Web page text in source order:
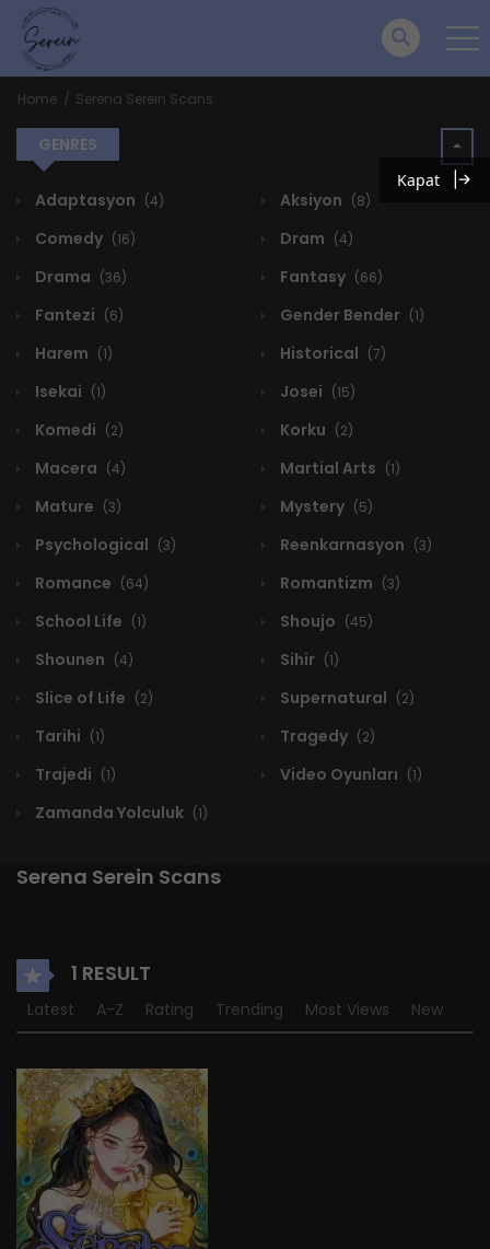
Home Serena Serein Scans
GENRES
Adaptasyon (4) Aksiyon (8)
Comedy (16) Dram (4)
Drama (36) Fantasy (66)
Fantezi (6) Gender Bender (1)
Harem (1) Historical (7)
Isekai (1) Josei (15)
Komedi (2) Korku (2)
Macera (4) Martial Arts (1)
Mature (3) Mystery (5)
Psychological (3) Reenkarnasyon (3)
Romance (64) Romantizm (3)
School Life (1) Shoujo (45)
Shounen (4) Sihir (1)
Slice of Life (2) Supernatural (2)
Tarihi (1) Tragedy (2)
Trajedi (1) Video Oyunları (1)
Zamanda Yolculuk (1)
Serena Serein Scans
1 RESULT
Latest A-Z Rating Trending Most Views New
Kapat